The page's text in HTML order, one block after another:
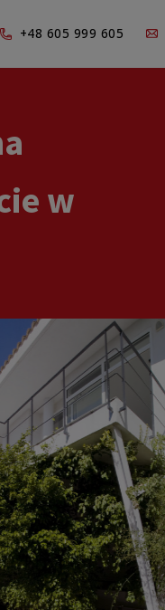
+48 605 999 605
w